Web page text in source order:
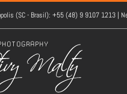
(SC - Brasil): +55 (48) 9 9107 1213 |